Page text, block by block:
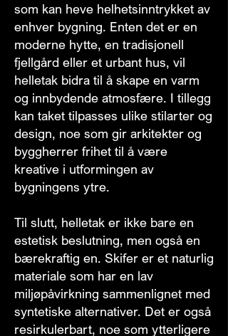
som kan heve helhetsinntrykket av
enhver bygning. Enten det er en
moderne hytte, en tradisjonell
fjellgård eller et urbant hus, vil
helletak bidra til å skape en varm
og innbydende atmosfære. I tillegg
kan taket tilpasses ulike stilarter og
design, noe som gir arkitekter og
byggherrer frihet til å være
kreative i utformingen av
bygningens ytre.
Til slutt, helletak er ikke bare en
estetisk beslutning, men også en
bærekraftig en. Skifer er et naturlig
materiale som har en lav
miljøpåvirkning sammenlignet med
syntetiske alternativer. Det er også
resirkulerbart, noe som ytterligere